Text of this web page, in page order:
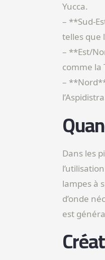
Yucca.
– **Sud-
telles que
– **Est/
comme la
–
Dans les
lampes à
d’onde
est